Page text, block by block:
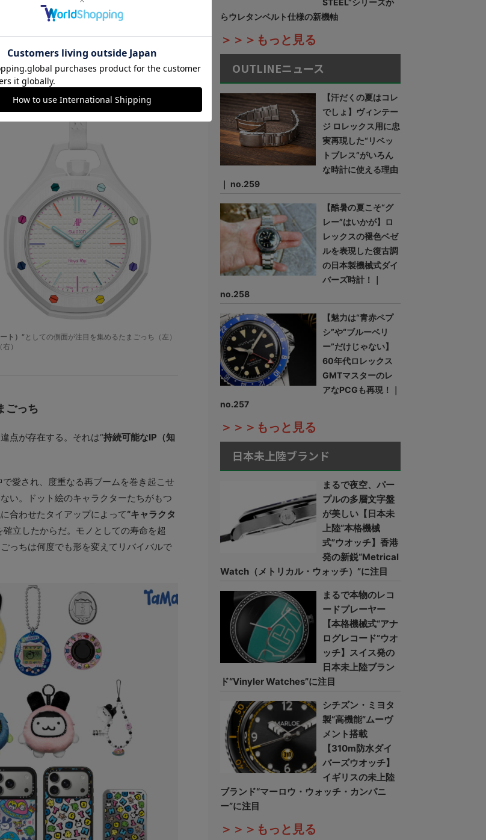
ト）” としての側面が注目を集めるたまごっち（左）
）
ごっち
点が存在する。それは“持続可能なIP（知
愛され、度重なる再ブームを巻き起こせ
い。ドット絵のキャラクターたちがもつ
合わせたタイアップによって“キャラクタ
確立したからだ。モノとしての寿命を超
っちは何度でも形を変えてリバイバルで
STEEL”シリーズか
らウレタンベルト仕様の新機軸
＞＞＞もっと見る
OUTLINEニュース
【汗だくの夏はコレ
でしょ】ヴィンテー
ジ ロレックス用に忠
実再現した“リベッ
トブレス”がいろん
な時計に使える理由
｜ no.259
【酷暑の夏こそ“グ
レー”はいかが】ロ
レックスの褪色ベゼ
ルを表現した復古調
の日本製機械式ダイ
バーズ時計！｜
no.258
【魅力は“青赤ペプ
シ”や“ブルーベリ
ー”だけじゃない】
60年代ロレックス
GMTマスターのレ
アなPCGも再現！｜
no.257
＞＞＞もっと見る
日本未上陸ブランド
まるで夜空、パー
プルの多層文字盤
が美しい【日本未
上陸“本格機械
式”ウオッチ】香港
発の新鋭“Metrical
Watch（メトリカル・ウォッチ）”に注目
まるで本物のレコ
ードプレーヤー
【本格機械式“アナ
ログレコード”ウオ
ッチ】スイス発の
日本未上陸ブラン
ド“Vinyler Watches”に注目
シチズン・ミヨタ
製“高機能”ムーヴ
メント搭載
【310m防水ダイ
バーズウオッチ】
イギリスの未上陸
ブランド“マーロウ・ウォッチ・カンパニ
ー”に注目
＞＞＞もっと見る